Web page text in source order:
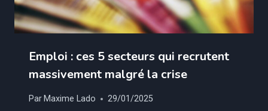
Emploi : ces 5 secteurs qui recrutent
massivement malgré la crise
Par Maxime Lado 29/01/2025